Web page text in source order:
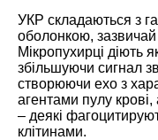
УКР складаються з
оболонкою,
Мікропухирці діють
збільшуючи сигнал
створюючи ехо з
агентами пулу
– деякі
клітинами.